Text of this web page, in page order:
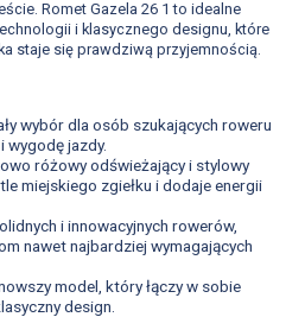
Romet Gazela 26 1 to idealne
i klasycznego designu, które
staje się prawdziwą przyjemnością.
wybór dla osób szukających roweru
wygodę jazdy.
różowy odświeżający i stylowy
miejskiego zgiełku i dodaje energii
i innowacyjnych rowerów,
nawet najbardziej wymagających
model, który łączy w sobie
design.